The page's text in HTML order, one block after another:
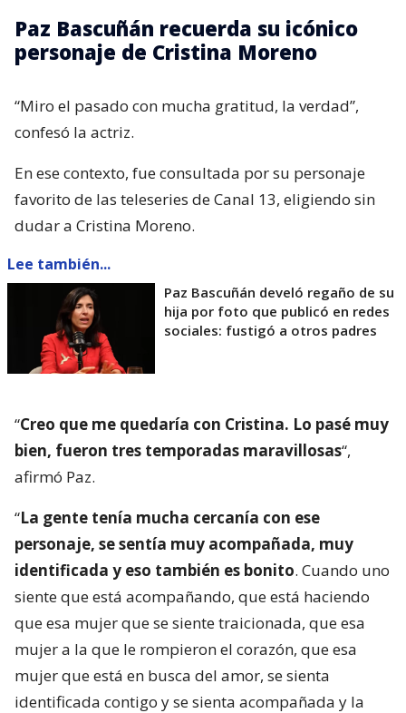
Paz Bascuñán recuerda su icónico
personaje de Cristina Moreno
“Miro el pasado con mucha gratitud, la verdad”,
confesó la actriz.
En ese contexto, fue consultada por su personaje
favorito de las teleseries de Canal 13, eligiendo sin
dudar a Cristina Moreno.
Lee también...
Paz Bascuñán develó regaño de su
hija por foto que publicó en redes
sociales: fustigó a otros padres
“Creo que me quedaría con Cristina. Lo pasé muy
bien, fueron tres temporadas maravillosas“,
afirmó Paz.
“La gente tenía mucha cercanía con ese
personaje, se sentía muy acompañada, muy
identificada y eso también es bonito. Cuando uno
siente que está acompañando, que está haciendo
que esa mujer que se siente traicionada, que esa
mujer a la que le rompieron el corazón, que esa
mujer que está en busca del amor, se sienta
identificada contigo y se sienta acompañada y la